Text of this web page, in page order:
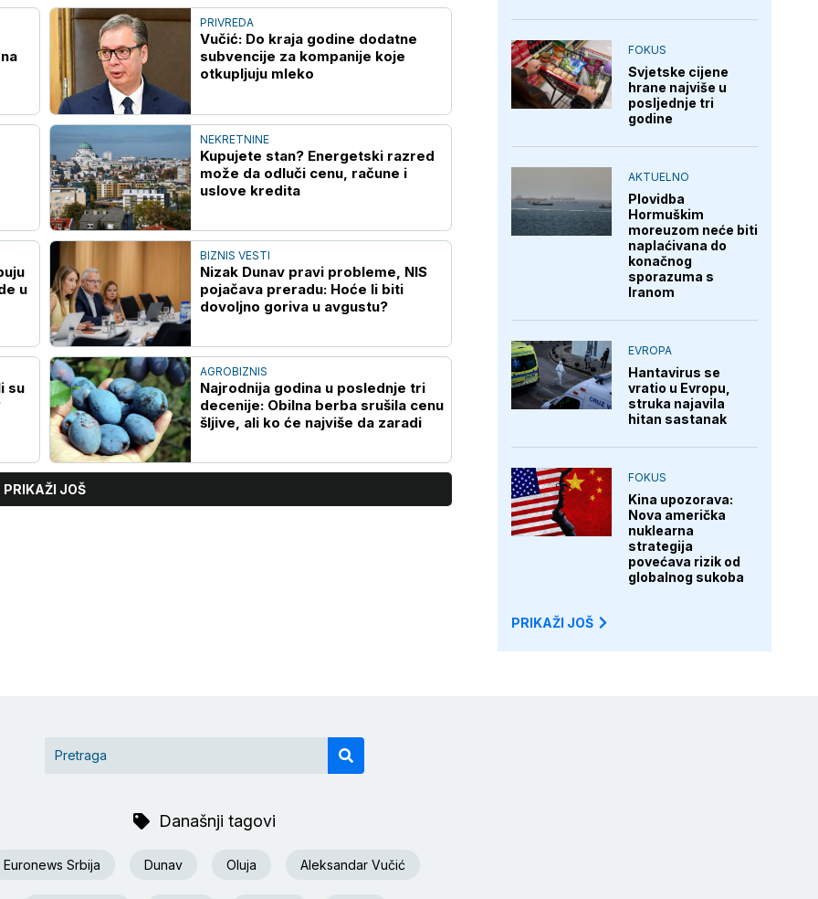
PRIVREDA
Vučić: Do kraja godine dodatne
subvencije za kompanije koje
otkupljuju mleko
NEKRETNINE
Kupujete stan? Energetski razred
može da odluči cenu, račune i
uslove kredita
u
BIZNIS VESTI
Nizak Dunav pravi probleme, NIS
pojačava preradu: Hoće li biti
dovoljno goriva u avgustu?
su
AGROBIZNIS
Najrodnija godina u poslednje tri
decenije: Obilna berba srušila cenu
šljive, ali ko će najviše da zaradi
PRIKAŽI JOŠ
FOKUS
Svjetske cijene
hrane najviše u
posljednje tri
godine
AKTUELNO
Plovidba
Hormuškim
moreuzom neće biti
naplaćivana do
konačnog
sporazuma s
Iranom
EVROPA
Hantavirus se
vratio u Evropu,
struka najavila
hitan sastanak
FOKUS
Kina upozorava:
Nova američka
nuklearna
strategija
povećava rizik od
globalnog sukoba
PRIKAŽI JOŠ
Današnji tagovi
Euronews Srbija Dunav Oluja Aleksandar Vučić